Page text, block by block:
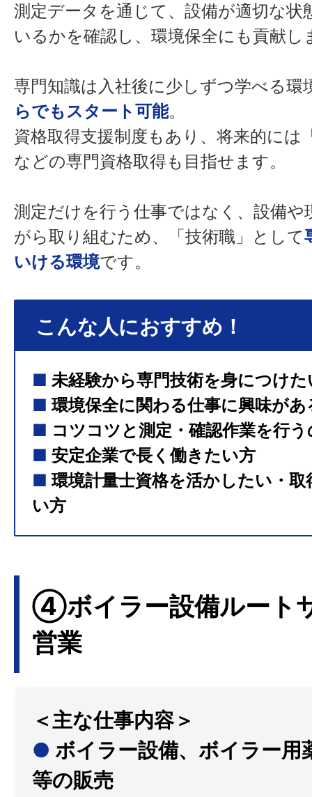
測定データを通じて、設備が適切な状
いるかを確認し、環境保全にも貢献し
専門知識は入社後に少しずつ学べる環
らでもスタート可能。
資格取得支援制度もあり、将来的には
などの専門資格取得も目指せます。
測定だけを行う仕事ではなく、設備や
がら取り組むため、「技術職」として
いける環境です。
こんな人におすすめ！
■ 未経験から専門技術を身につけた
■ 環境保全に関わる仕事に興味があ
■ コツコツと測定・確認作業を行
■ 安定企業で長く働きたい方
■ 環境計量士資格を活かしたい・
い方
④ボイラー設備ルート
営業
＜主な仕事内容＞
● ボイラー設備、ボイラー用
等の販売